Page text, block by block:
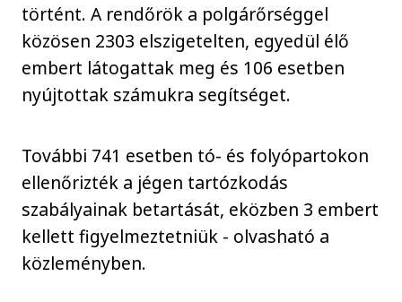
történt. A rendőrök a polgárőrséggel
közösen 2303 elszigetelten, egyedül élő
embert látogattak meg és 106 esetben
nyújtottak számukra segítséget.
További 741 esetben tó- és folyópartokon
ellenőrizték a jégen tartózkodás
szabályainak betartását, eközben 3 embert
kellett figyelmeztetniük - olvasható a
közleményben.